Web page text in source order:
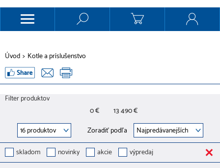
Úvod > Kotle a príslušenstvo
Filter produktov
0 €
13 490 €
Zoradiť podľa
skladom
novinky akcie výpredaj